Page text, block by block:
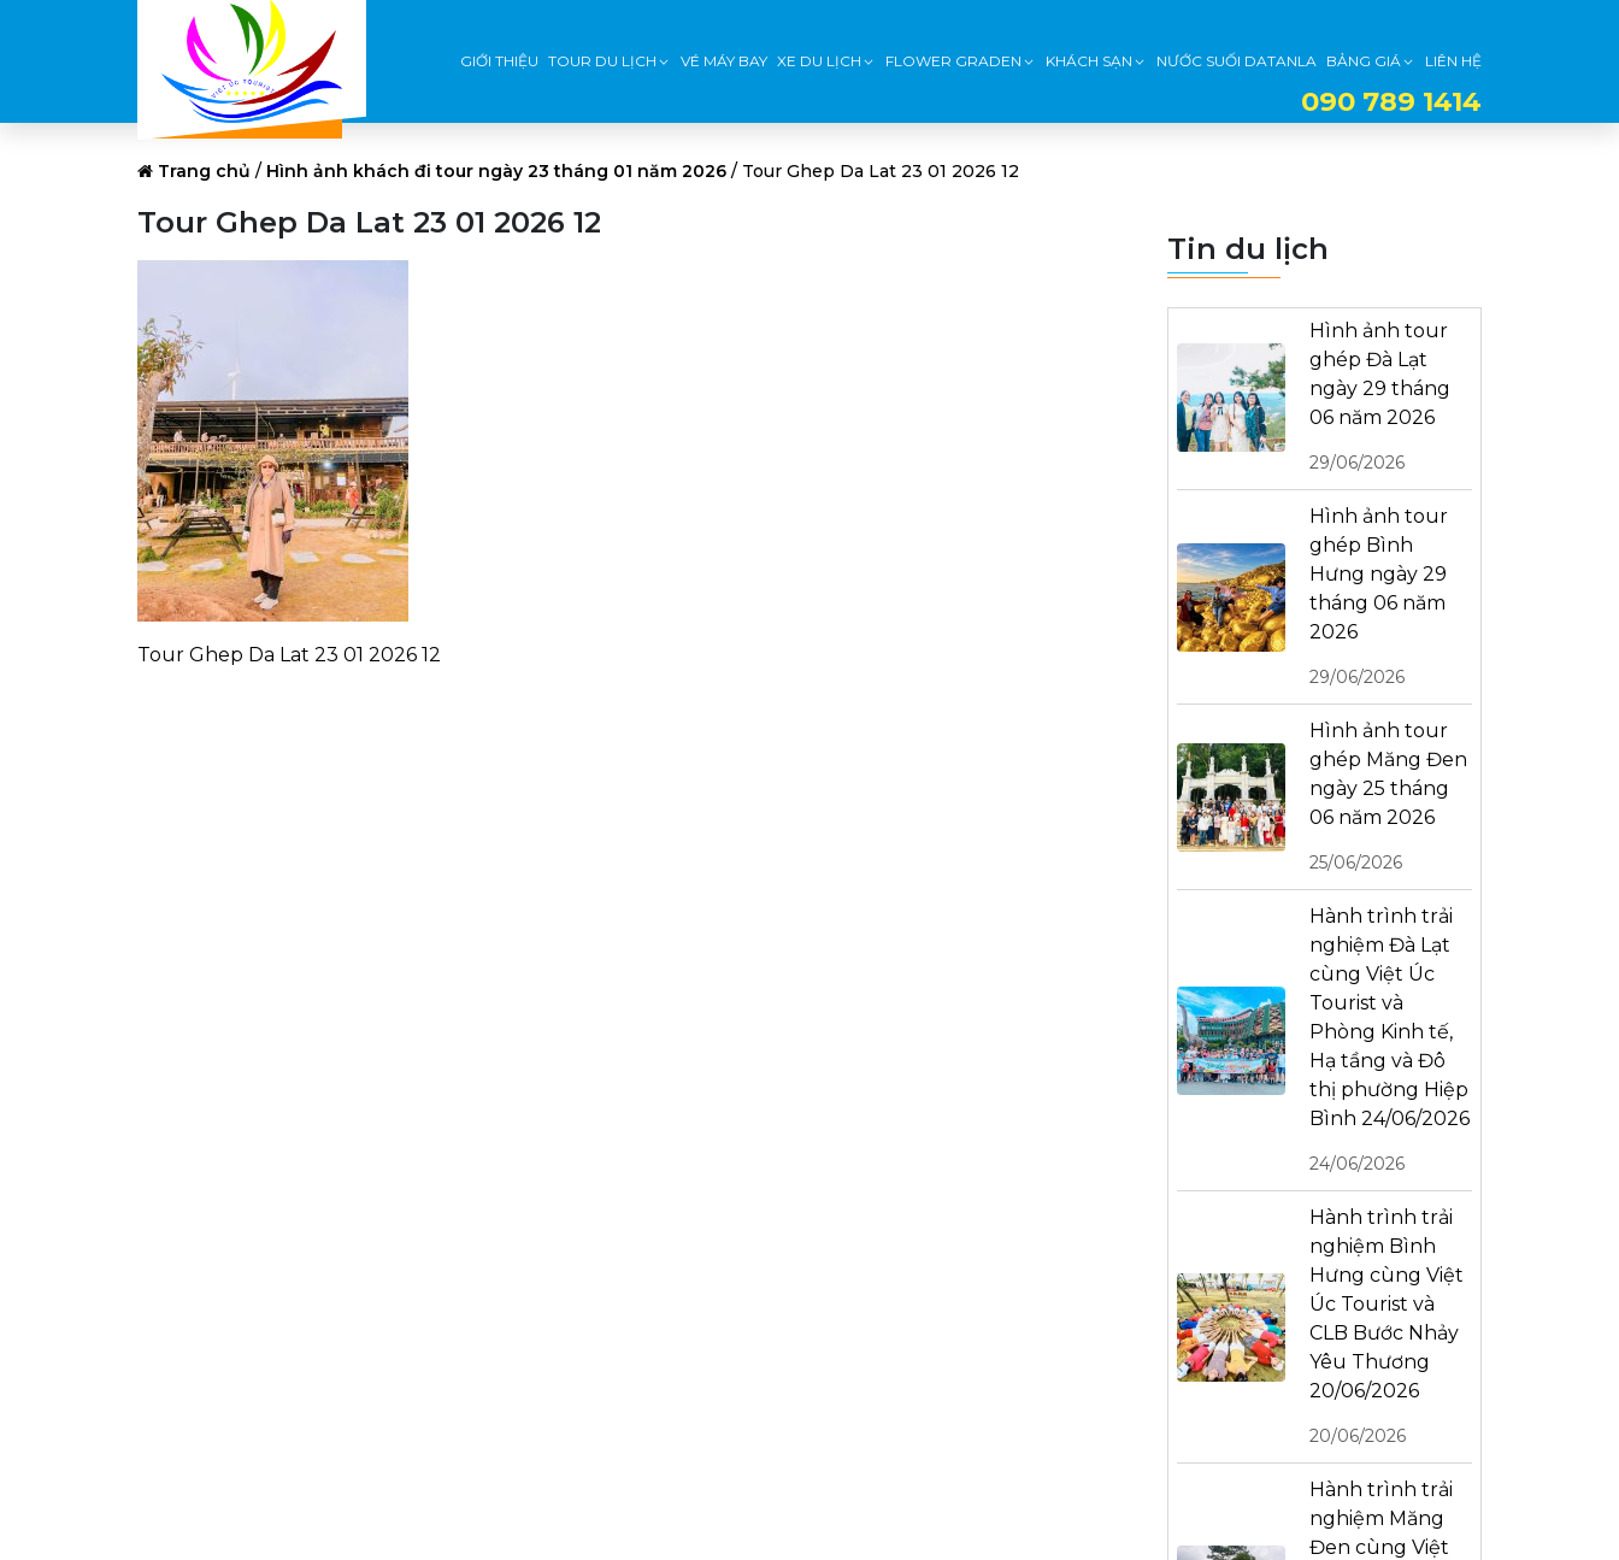
GIỚI THIỆU TOUR DU LỊCH VÉ MÁY BAY XE DU LỊCH FLOWER GRADEN KHÁCH SẠN NƯỚC SUỐI DATANLA BẢNG GIÁ LIÊN HỆ
090 789 1414
Trang chủ / Hình ảnh khách đi tour ngày 23 tháng 01 năm 2026 / Tour Ghep Da Lat 23 01 2026 12
Tour Ghep Da Lat 23 01 2026 12
Tour Ghep Da Lat 23 01 2026 12
Tin du lịch
Hình ảnh tour
ghép Đà Lạt
ngày 29 tháng
06 năm 2026
29/06/2026
Hình ảnh tour
ghép Bình
Hưng ngày 29
tháng 06 năm
2026
29/06/2026
Hình ảnh tour
ghép Măng Đen
ngày 25 tháng
06 năm 2026
25/06/2026
Hành trình trải
nghiệm Đà Lạt
cùng Việt Úc
Tourist và
Phòng Kinh tế,
Hạ tầng và Đô
thị phường Hiệp
Bình 24/06/2026
24/06/2026
Hành trình trải
nghiệm Bình
Hưng cùng Việt
Úc Tourist và
CLB Bước Nhảy
Yêu Thương
20/06/2026
20/06/2026
Hành trình trải
nghiệm Măng
Đen cùng Việt